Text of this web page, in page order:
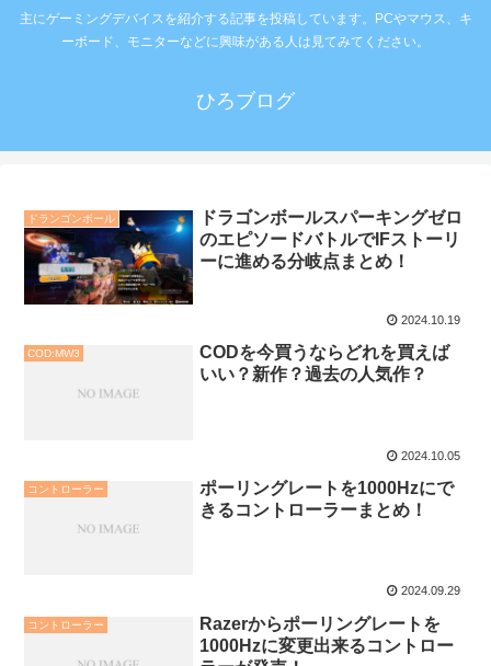
主にゲーミングデバイスを紹介する記事を投稿しています。PCやマウス、キ
ーボード、モニターなどに興味がある人は見てみてください。
ひろブログ
ドランゴンボール
ドラゴンボールスパーキングゼロ
のエピソードバトルでIFストーリ
ーに進める分岐点まとめ！
2024.10.19
COD:MW3
CODを今買うならどれを買えば
いい？新作？過去の人気作？
2024.10.05
コントローラー
ポーリングレートを1000Hzにで
きるコントローラーまとめ！
2024.09.29
コントローラー
Razerからポーリングレートを
1000Hzに変更出来るコントロー